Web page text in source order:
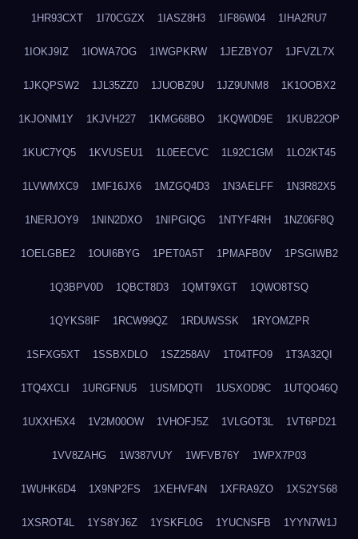
1HR93CXT 1I70CGZX 1IASZ8H3 1IF86W04 1IHA2RU7
1IOKJ9IZ 1IOWA7OG 1IWGPKRW 1JEZBYO7 1JFVZL7X
1JKQPSW2 1JL35ZZ0 1JUOBZ9U 1JZ9UNM8 1K1OOBX2
1KJONM1Y 1KJVH227 1KMG68BO 1KQW0D9E 1KUB22OP
1KUC7YQ5 1KVUSEU1 1L0EECVC 1L92C1GM 1LO2KT45
1LVWMXC9 1MF16JX6 1MZGQ4D3 1N3AELFF 1N3R82X5
1NERJOY9 1NIN2DXO 1NIPGIQG 1NTYF4RH 1NZ06F8Q
1OELGBE2 1OUI6BYG 1PET0A5T 1PMAFB0V 1PSGIWB2
1Q3BPV0D 1QBCT8D3 1QMT9XGT 1QWO8TSQ
1QYKS8IF 1RCW99QZ 1RDUWSSK 1RYOMZPR
1SFXG5XT 1SSBXDLO 1SZ258AV 1T04TFO9 1T3A32QI
1TQ4XCLI 1URGFNU5 1USMDQTI 1USXOD9C 1UTQO46Q
1UXXH5X4 1V2M00OW 1VHOFJ5Z 1VLGOT3L 1VT6PD21
1VV8ZAHG 1W387VUY 1WFVB76Y 1WPX7P03
1WUHK6D4 1X9NP2FS 1XEHVF4N 1XFRA9ZO 1XS2YS68
1XSROT4L 1YS8YJ6Z 1YSKFL0G 1YUCNSFB 1YYN7W1J